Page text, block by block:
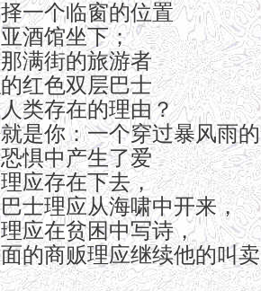
一个临窗的位置
酒馆坐下；
满街的旅游者
红色双层巴士
类存在的理由？
是你：一个穿过暴风雨
惧中产生了爱
应存在下去，
士理应从海啸中开来，
应在贫困中写诗，
的商贩理应继续他的叫